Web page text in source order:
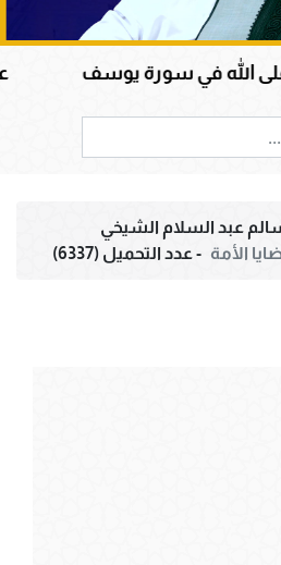
في سورة يوسف عظمة
عبد السلام الشيخي
الأمة - عدد التحميل (6337)